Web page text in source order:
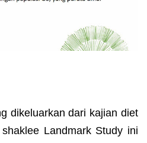
dikeluarkan dari kajian diet
Landmark Study ini